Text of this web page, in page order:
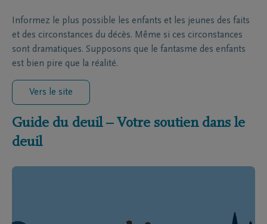
Informez le plus possible les enfants et les jeunes des faits
et des circonstances du décès. Même si ces circonstances
sont dramatiques. Supposons que le fantasme des enfants
est bien pire que la réalité.
Vers le site
Guide du deuil – Votre soutien dans le
deuil